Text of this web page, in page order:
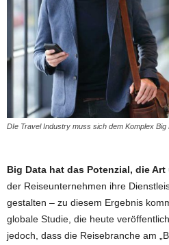
DIe Travel Industry muss sich dem Komplex Big
Big Data hat das Potenzial, die
der Reiseunternehmen ihre
gestalten – zu diesem Ergebnis
globale Studie, die heute
jedoch, dass die Reisebranche am